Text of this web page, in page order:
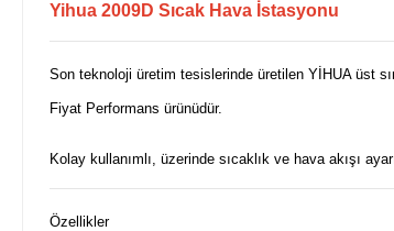
Yihua 2009D Sıcak Hava İstasyonu
Son teknoloji üretim tesislerinde üretilen YİHUA üst
Fiyat Performans ürünüdür.
Kolay kullanımlı, üzerinde sıcaklık ve hava akışı
Özellikler